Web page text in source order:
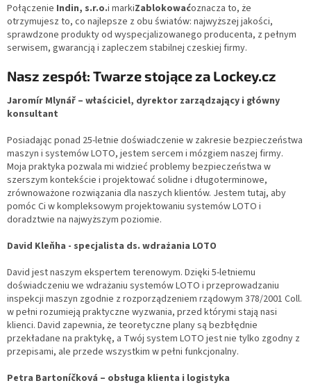
Połączenie Indin, s.r.o.i markiZablokowaćoznacza to, że
otrzymujesz to, co najlepsze z obu światów: najwyższej jakości,
sprawdzone produkty od wyspecjalizowanego producenta, z pełnym
serwisem, gwarancją i zapleczem stabilnej czeskiej firmy.
Nasz zespół: Twarze stojące za Lockey.cz
Jaromír Mlynář – właściciel, dyrektor zarządzający i główny
konsultant
Posiadając ponad 25-letnie doświadczenie w zakresie bezpieczeństwa
maszyn i systemów LOTO, jestem sercem i mózgiem naszej firmy.
Moja praktyka pozwala mi widzieć problemy bezpieczeństwa w
szerszym kontekście i projektować solidne i długoterminowe,
zrównoważone rozwiązania dla naszych klientów. Jestem tutaj, aby
pomóc Ci w kompleksowym projektowaniu systemów LOTO i
doradztwie na najwyższym poziomie.
David Kleňha - specjalista ds. wdrażania LOTO
David jest naszym ekspertem terenowym. Dzięki 5-letniemu
doświadczeniu we wdrażaniu systemów LOTO i przeprowadzaniu
inspekcji maszyn zgodnie z rozporządzeniem rządowym 378/2001 Coll.
w pełni rozumieją praktyczne wyzwania, przed którymi stają nasi
klienci. David zapewnia, że ​​teoretyczne plany są bezbłędnie
przekładane na praktykę, a Twój system LOTO jest nie tylko zgodny z
przepisami, ale przede wszystkim w pełni funkcjonalny.
Petra Bartoníčková – obsługa klienta i logistyka